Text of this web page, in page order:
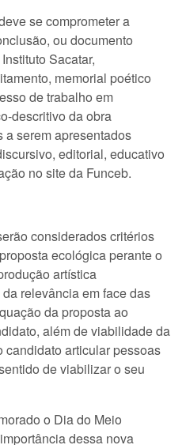
se comprometer a
ou documento
Sacatar,
memorial poético
de trabalho em
descritivo da obra
a serem apresentados
editorial, educativo
no site da Funceb.
considerados critérios
ecológica perante o
artística
relevância em face das
da proposta ao
além de viabilidade da
candidato articular pessoas
de viabilizar o seu
o Dia do Meio
dessa nova